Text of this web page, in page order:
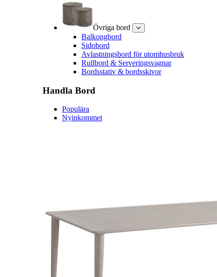
Övriga bord
Balkongbord
Sidobord
Avlastningsbord för utomhusbruk
Rullbord & Serveringsvagnar
Bordsstativ & bordsskivor
Handla Bord
Populära
Nyinkommet